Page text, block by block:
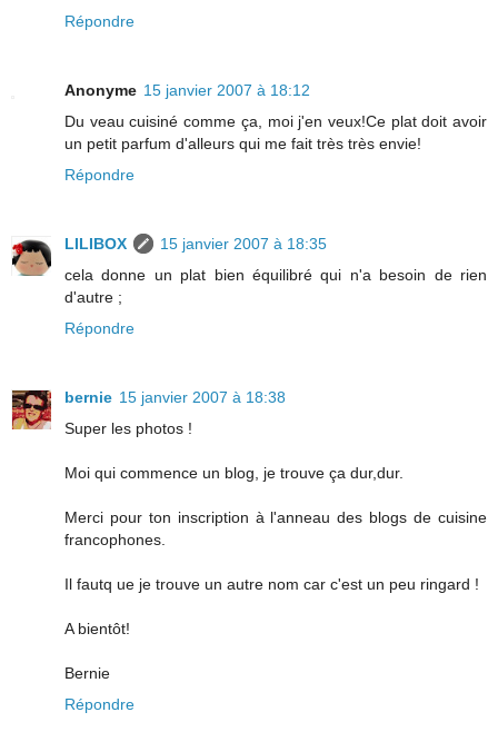
Répondre
Anonyme 15 janvier 2007 à 18:12
Du veau cuisiné comme ça, moi j'en veux!Ce plat doit avoir
un petit parfum d'alleurs qui me fait très très envie!
Répondre
LILIBOX
15 janvier 2007 à 18:35
cela donne un plat bien équilibré qui n'a besoin de rien
d'autre ;
Répondre
bernie 15 janvier 2007 à 18:38
Super les photos !
Moi qui commence un blog, je trouve ça dur,dur.
Merci pour ton inscription à l'anneau des blogs de cuisine
francophones.
Il fautq ue je trouve un autre nom car c'est un peu ringard !
A bientôt!
Bernie
Répondre